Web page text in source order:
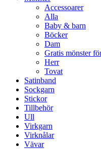
Accessoarer
Alla
Baby & barn
Böcker
Dam
Gratis mönster
Herr
Tovat
Satinband
Sockgarn
Stickor
Tillbehör
Ull
Virkgarn
Virknålar
Vävar